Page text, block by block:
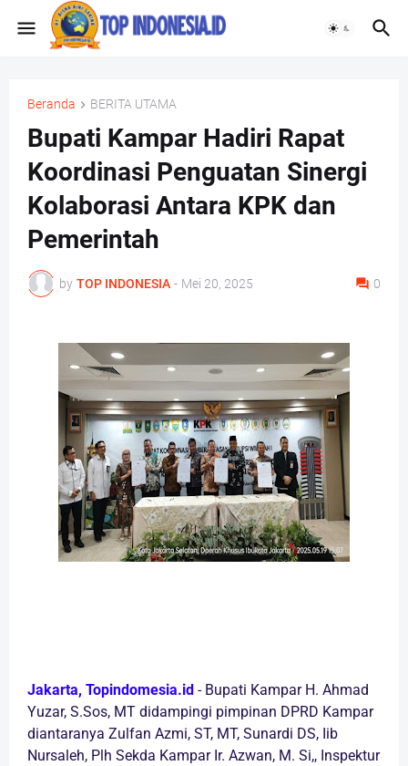
Beranda BERITA UTAMA
Bupati Kampar Hadiri Rapat
Koordinasi Penguatan Sinergi
Kolaborasi Antara KPK dan
Pemerintah
by TOP INDONESIA - Mei 20, 2025 0
Jakarta, Topindomesia.id - Bupati Kampar H. Ahmad
Yuzar, S.Sos, MT didampingi pimpinan DPRD Kampar
diantaranya Zulfan Azmi, ST, MT, Sunardi DS, Iib
Nursaleh, Plh Sekda Kampar Ir. Azwan, M. Si,, Inspektur